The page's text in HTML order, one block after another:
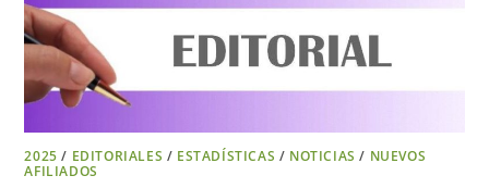
2025 / EDITORIALES / ESTADÍSTICAS / NOTICIAS / NUEVOS
AFILIADOS